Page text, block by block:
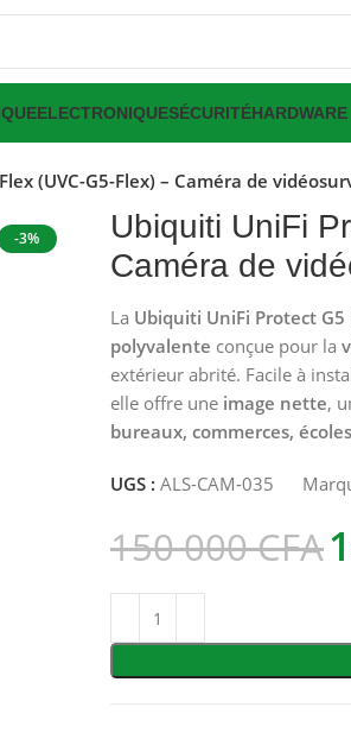
ELECTRONIQUESÉCURITÉHARDWARE
(UVC-G5-Flex) – Caméra de
-3%
Ubiquiti UniFi
Caméra de
La Ubiquiti UniFi Protect G5
polyvalente conçue pour la
extérieur abrité. Facile à
elle offre une image nette,
bureaux, commerces,
UGS : ALS-CAM-035
150 000CFA